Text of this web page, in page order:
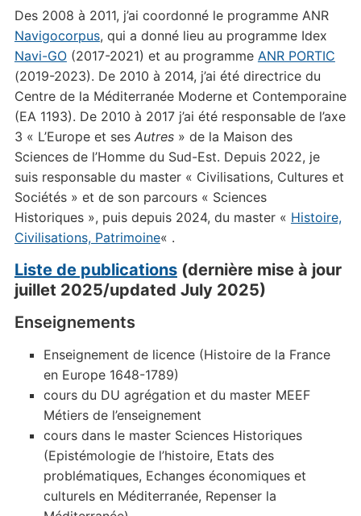
Des 2008 à 2011, j’ai coordonné le programme ANR
Navigocorpus, qui a donné lieu au programme Idex
Navi-GO(2017-2021) et au programme ANR PORTIC
(2019-2023). De 2010 à 2014, j’ai été directrice du
Centre de la Méditerranée Moderne et Contemporaine
(EA 1193). De 2010 à 2017 j’ai été responsable de l’axe
3 « L’Europe et ses Autres» de la Maison des
Sciences de l’Homme du Sud-Est. Depuis 2022, je
suis responsable du master « Civilisations, Cultures et
Sociétés » et de son parcours « Sciences
Historiques », puis depuis 2024, du master « Histoire,
Civilisations, Patrimoine« .
Liste de publications(dernière mise à jour
juillet 2025/updated July 2025)
Enseignements
Enseignement de licence (Histoire de la France
en Europe 1648-1789)
cours du DU agrégation et du master MEEF
Métiers de l’enseignement
cours dans le master Sciences Historiques
(Epistémologie de l’histoire, Etats des
problématiques, Echanges économiques et
culturels en Méditerranée, Repenser la